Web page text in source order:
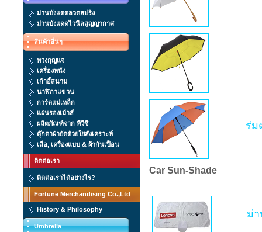
ม่านบังแดดลวดสปริง
ม่านบังแดดไวนีลสูญญากาศ
สินค้าอื่นๆ
พวงกุญแจ
เครื่องหนัง
เก้าอี้สนาม
นาฬิกาแขวน
การ์ดแม่เหล็ก
แผ่นรองเม้าส์
ผลิตภัณฑ์จาก พีวีซี
ตุ๊กตาผ้ายัดด้วยใยสังเคราะห์
เสื่อ, เครื่องแบบ & ผ้ากันเปื้อน
ติดต่อเรา
ติดต่อเราได้อย่างไร?
Fortune Merchandising Co.,Ltd
History & Philosophy
Umbrella
ร่ม
Car Sun-Shade
ม่